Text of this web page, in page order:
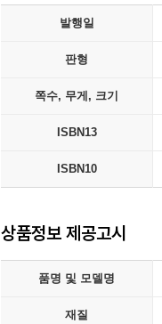
발행일
판형
쪽수, 무게, 크기
ISBN13
ISBN10
상품정보 제공고시
품명 및 모델명
재질